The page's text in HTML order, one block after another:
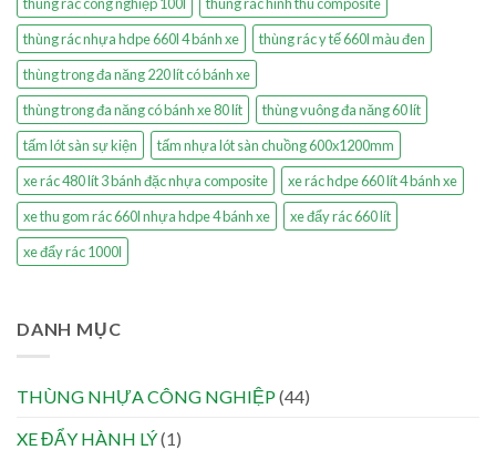
thùng rác công nghiệp 100l
thùng rác hình thú composite
thùng rác nhựa hdpe 660l 4 bánh xe
thùng rác y tế 660l màu đen
thùng trong đa năng 220 lít có bánh xe
thùng trong đa năng có bánh xe 80 lít
thùng vuông đa năng 60 lít
tấm lót sàn sự kiện
tấm nhựa lót sàn chuồng 600x1200mm
xe rác 480 lít 3 bánh đặc nhựa composite
xe rác hdpe 660 lít 4 bánh xe
xe thu gom rác 660l nhựa hdpe 4 bánh xe
xe đẩy rác 660 lít
xe đẩy rác 1000l
DANH MỤC
THÙNG NHỰA CÔNG NGHIỆP(44)
XE ĐẨY HÀNH LÝ(1)